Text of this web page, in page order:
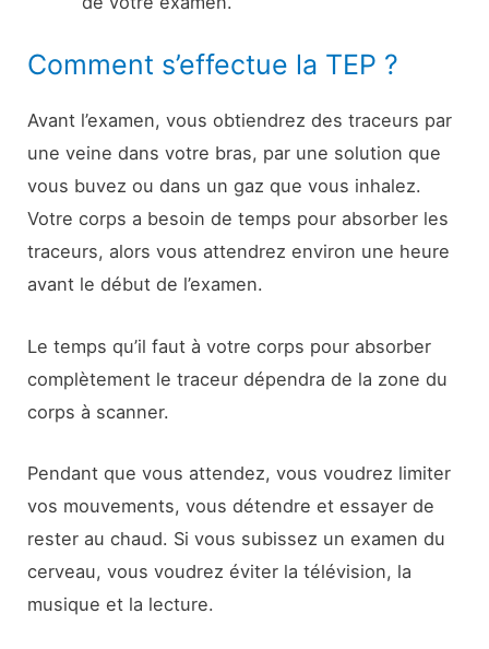
Comment s’effectue la TEP ?
Avant l’examen, vous obtiendrez des traceurs par
une veine dans votre bras, par une solution que
vous buvez ou dans un gaz que vous inhalez.
Votre corps a besoin de temps pour absorber les
traceurs, alors vous attendrez environ une heure
avant le début de l’examen.
Le temps qu’il faut à votre corps pour absorber
complètement le traceur dépendra de la zone du
corps à scanner.
Pendant que vous attendez, vous voudrez limiter
vos mouvements, vous détendre et essayer de
rester au chaud. Si vous subissez un examen du
cerveau, vous voudrez éviter la télévision, la
musique et la lecture.